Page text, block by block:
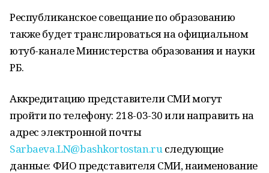
Республиканское совещание по образованию
также будет транслироваться на официальном
ютуб-канале Министерства образования и науки
РБ.
Аккредитацию представители СМИ могут
пройти по телефону: 218-03-30 или направить на
адрес электронной почты
Sarbaeva.LN@bashkortostan.ruследующие
данные: ФИО представителя СМИ, наименование